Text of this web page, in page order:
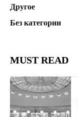
Другое
Без категории
MUST READ